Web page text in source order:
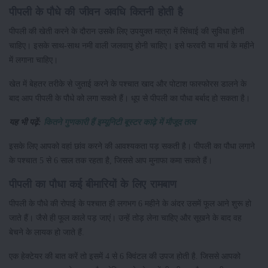
पीपली की खेती करने के दौरान उसके लिए उपयुक्त मात्रा में सिंचाई की सुविधा होनी
चाहिए। इसके साथ-साथ नमी वाली जलवायु होनी चाहिए। इसे फरवरी या मार्च के महीने
में लगाना चाहिए।
खेत में बेहतर तरीके से जुताई करने के पश्चात खाद और पोटाश फास्फोरस डालने के
बाद आप पीपली के पौधे को लगा सकते हैं। धूप से पीपली का पौधा बर्बाद हो सकता है।
यह भी पढ़ें: कितने गुणकारी हैं इम्यूनिटी बूस्टर काढ़े में मौजूद तत्व
इसके लिए आपको वहां छांव करने की आवश्यकता पड़ सकती है। पीपली का पौधा लगाने
के पश्चात 5 से 6 साल तक रहता है, जिससे आप मुनाफा कमा सकते हैं।
पीपली के पौधे की रोपाई के पश्चात ही लगभग 6 महीने के अंदर उसमें फूल आने शुरू हो
जाते हैं। जैसे ही फूल काले पड़ जाएं। उन्हें तोड़ लेना चाहिए और सूखने के बाद वह
बेचने के लायक हो जाते हैं.
एक हेक्टेयर की बात करें तो इसमें 4 से 6 क्विंटल की उपज होती है. जिससे आपको